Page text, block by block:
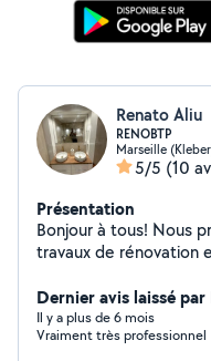
Renato Aliu
RENOBTP
Marseille
5/5 (10
Présentation
Bonjour à tous! Nous
travaux de rénovation
Agrandissement -
Isolation et faux-
( carrelage, sol pvc,
Dernier avis laissé
Il y a plus de 6 mois
Vraiment très professionnel